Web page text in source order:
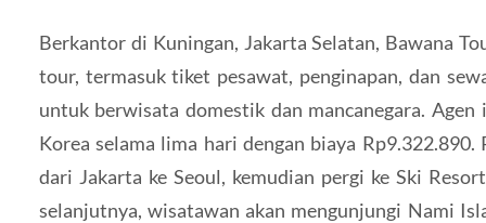
Berkantor di Kuningan, Jakarta Selatan, Bawana
tour, termasuk tiket pesawat, penginapan, dan
untuk berwisata domestik dan mancanegara.
Korea selama lima hari dengan biaya
dari Jakarta ke Seoul, kemudian pergi ke Ski
selanjutnya, wisatawan akan mengunjungi Nami